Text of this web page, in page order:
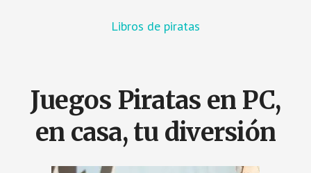
Libros de piratas
Juegos Piratas en PC,
en casa, tu diversión